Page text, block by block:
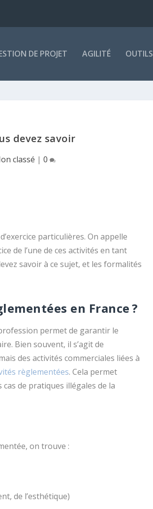
DE PROJET AGILITÉ OUTILS
devez savoir
classé | 0
particulières. On appelle
de l’une de ces activités en tant
savoir à ce sujet, et les formalités
en France ?
profession permet de garantir le
Bien souvent, il s’agit de
des activités commerciales liées à
règlementées. Cela permet
de pratiques illégales de la
on trouve :
de l’esthétique)